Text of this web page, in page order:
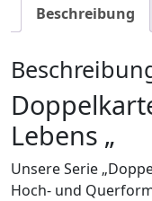
Beschreibung
Lebens „
Unsere Serie
Hoch- und